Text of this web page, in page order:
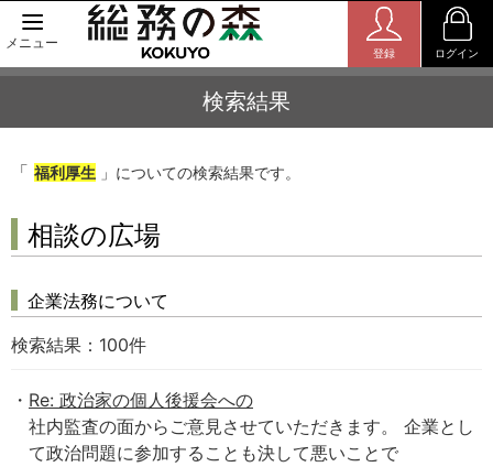
メニュー
登録 ログイン
検索結果
「 福利厚生 」についての検索結果です。
相談の広場
企業法務について
検索結果： 100件
Re: 政治家の個人後援会への
社内監査の面からご意見させていただきます。 企業とし
て政治問題に参加することも決して悪いことで